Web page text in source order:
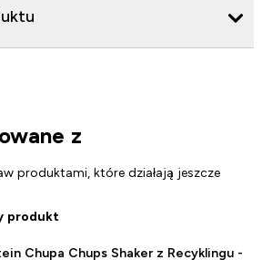
z
produktami, które działają jeszcze
produkt
Chupa Chups Shaker z Recyklingu -